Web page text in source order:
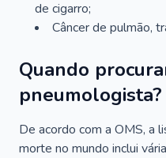
de cigarro;
Câncer de pulmão,
Quando
pneumologista?
De acordo com a OMS, a
morte no mundo inclui